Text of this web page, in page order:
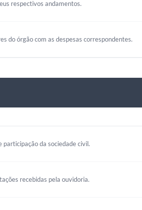
respectivos andamentos.
do órgão com as despesas correspondentes.
participação da sociedade civil.
recebidas pela ouvidoria.